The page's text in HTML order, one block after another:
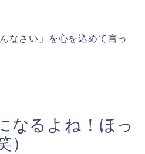
なさい」を心を込めて言っ
なるよね！ほっ
）